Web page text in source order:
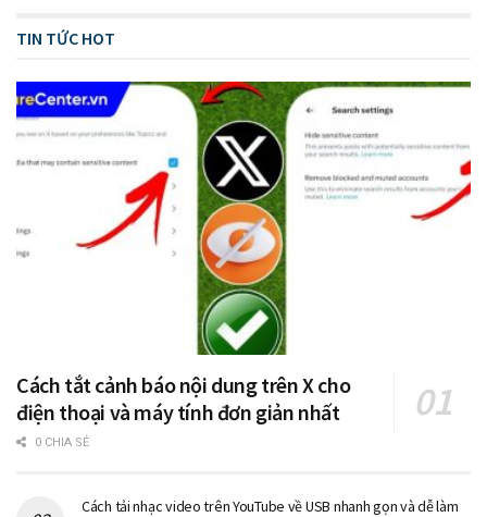
TIN TỨC HOT
Cách tắt cảnh báo nội dung trên X cho
điện thoại và máy tính đơn giản nhất
0 CHIA SẺ
Cách tải nhạc video trên YouTube về USB nhanh gọn và dễ làm